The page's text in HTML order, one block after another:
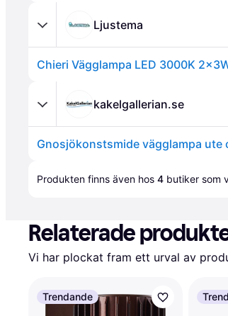
Ljustema
Chieri Vägglampa LED 3000K
kakelgallerian.se
Gnosjökonstsmide vägglampa
Produkten finns även hos 4 butiker som
Relaterade
Vi har plockat fram ett urval av
Trendande